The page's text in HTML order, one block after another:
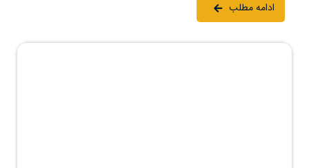
ادامه مطلب